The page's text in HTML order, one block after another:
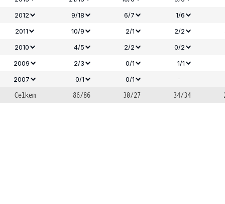
2012
9/18 6/7 1/6
2011
10/9 2/1 2/2
2010
4/5 2/2
0/2
2009
2/3 0/1
1/1
2007
0/1 0/1
-
Celkem
86/86 30/27 34/34